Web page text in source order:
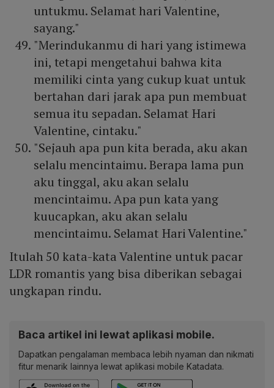
untukmu. Selamat hari Valentine,
sayang."
"Merindukanmu di hari yang istimewa
ini, tetapi mengetahui bahwa kita
memiliki cinta yang cukup kuat untuk
bertahan dari jarak apa pun membuat
semua itu sepadan. Selamat Hari
Valentine, cintaku."
"Sejauh apa pun kita berada, aku akan
selalu mencintaimu. Berapa lama pun
aku tinggal, aku akan selalu
mencintaimu. Apa pun kata yang
kuucapkan, aku akan selalu
mencintaimu. Selamat Hari Valentine."
Itulah 50 kata-kata Valentine untuk pacar
LDR romantis yang bisa diberikan sebagai
ungkapan rindu.
Baca artikel ini lewat aplikasi mobile.
Dapatkan pengalaman membaca lebih nyaman dan nikmati
fitur menarik lainnya lewat aplikasi mobile Katadata.